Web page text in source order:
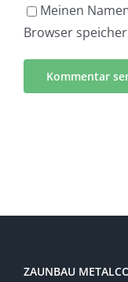
Meinen
Browser
ZAUNBAU